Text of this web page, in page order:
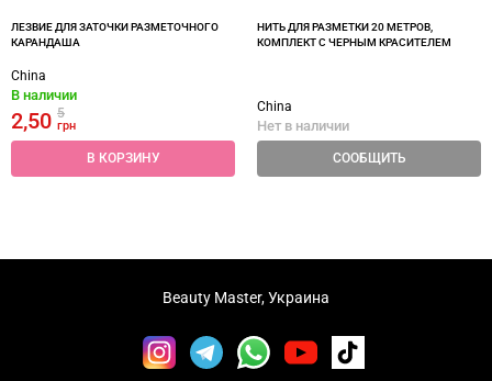
ЛЕЗВИЕ ДЛЯ ЗАТОЧКИ РАЗМЕТОЧНОГО
КАРАНДАША
China
В наличии
2,50 5
грн
В КОРЗИНУ
НИТЬ ДЛЯ РАЗМЕТКИ 20 МЕТРОВ,
КОМПЛЕКТ С ЧЕРНЫМ КРАСИТЕЛЕМ
China
Нет в наличии
СООБЩИТЬ
Beauty Master, Украина